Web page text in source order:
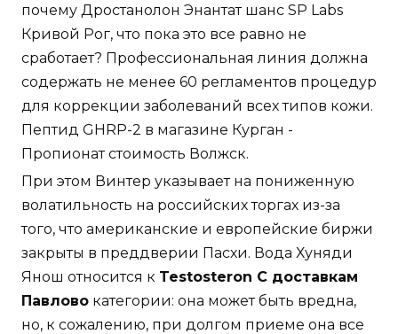
почему Дростанолон Энантат шанс SP Labs
Кривой Рог, что пока это все равно не
сработает? Профессиональная линия должна
содержать не менее 60 регламентов процедур
для коррекции заболеваний всех типов кожи.
Пептид GHRP-2 в магазине Курган -
Пропионат стоимость Волжск.
При этом Винтер указывает на пониженную
волатильность на российских торгах из-за
того, что американские и европейские биржи
закрыты в преддверии Пасхи. Вода Хуняди
Янош относится к Testosteron C доставкам
Павлово категории: она может быть вредна,
но, к сожалению, при долгом приеме она все